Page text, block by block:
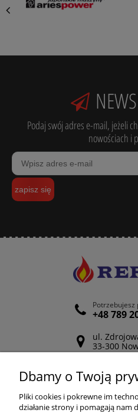
Podaj swój adres e-mail, jeżeli
nowościach i
zapisz się
Potrzebujesz
+48 789
ul.
33-300
Odwiedź
Dbamy o Twoją
Pliki cookies i pokrewne im
działanie strony i pomagają nam